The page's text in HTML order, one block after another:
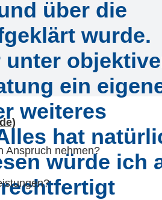
über die
wurde.
ein
weiteres
hat
würde ich
Anspruch nehmen?